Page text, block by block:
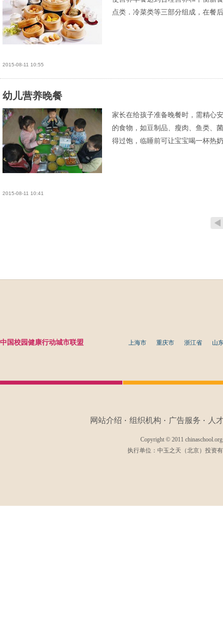
点类．冷菜类等三部分组成，在餐
2015-08-11 10:55
幼儿营养晚餐
家长在给孩子准备晚餐时，需精心
的食物，如豆制品、瘦肉、鱼类、
得过饱，临睡前可让宝宝喝一杯热
2015-08-11 10:41
中国校园健康行动城市联盟 上海市 重庆市 浙江省 山
网站介绍 · 组织机构 · 广告服务 · 人
Copyright © 2011
执行单位： 中玉之天（北京）投资